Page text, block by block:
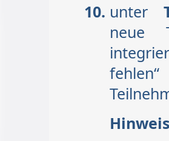
unter
neue